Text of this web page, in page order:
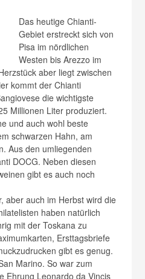
Das heutige Chianti-
Gebiet erstreckt sich von
Pisa im nördlichen
Westen bis Arezzo im
aber liegt zwischen
kommt der Chianti
die wichtigste
Millionen Liter produziert.
und auch wohl beste
schwarzen Hahn, am
Aus den umliegenden
DOCG. Neben diesen
gibt es auch noch
aber auch im Herbst wird die
haben natürlich
mit der Toskana zu
Ersttagsbriefe
gibt es genug.
Marino. So war zum
Ehrung Leonardo da Vincis